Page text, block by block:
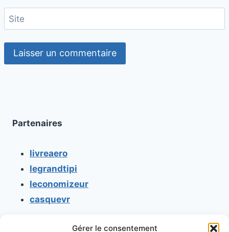
Gérer le consentement
Site
Partenaires
livreaero
legrandtipi
leconomizeur
casquevr